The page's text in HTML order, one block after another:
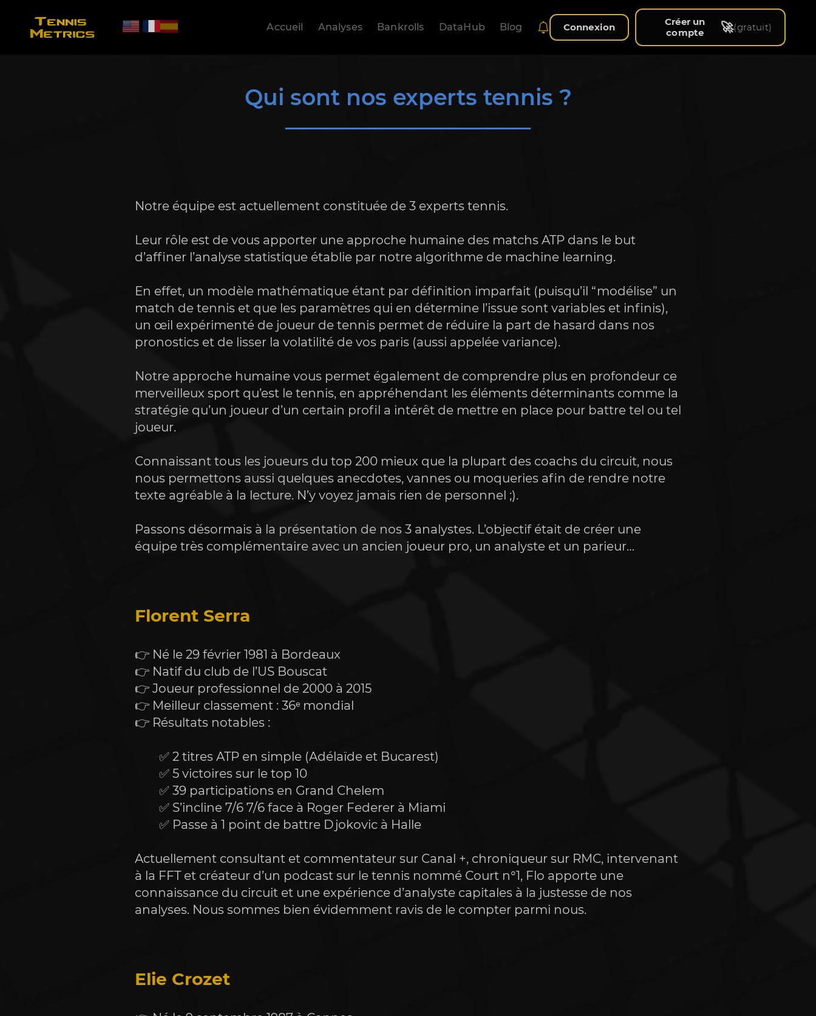
Accueil Analyses Bankrolls DataHub Blog Connexion
Créer un
compte
🚀(gratuit)
Qui sont nos experts tennis ?
Notre équipe est actuellement constituée de 3 experts tennis.
Leur rôle est de vous apporter une approche humaine des matchs ATP dans le but
d’affiner l’analyse statistique établie par notre algorithme de machine learning.
En effet, un modèle mathématique étant par définition imparfait (puisqu’il “modélise” un
match de tennis et que les paramètres qui en détermine l’issue sont variables et infinis),
un œil expérimenté de joueur de tennis permet de réduire la part de hasard dans nos
pronostics et de lisser la volatilité de vos paris (aussi appelée variance).
Notre approche humaine vous permet également de comprendre plus en profondeur ce
merveilleux sport qu’est le tennis, en appréhendant les éléments déterminants comme la
stratégie qu’un joueur d’un certain profil a intérêt de mettre en place pour battre tel ou tel
joueur.
Connaissant tous les joueurs du top 200 mieux que la plupart des coachs du circuit, nous
nous permettons aussi quelques anecdotes, vannes ou moqueries afin de rendre notre
texte agréable à la lecture. N’y voyez jamais rien de personnel ;).
Passons désormais à la présentation de nos 3 analystes. L’objectif était de créer une
équipe très complémentaire avec un ancien joueur pro, un analyste et un parieur…
Florent Serra
👉 Né le 29 février 1981 à Bordeaux
👉 Natif du club de l’US Bouscat
👉 Joueur professionnel de 2000 à 2015
👉 Meilleur classement : 36ᵉ mondial
👉 Résultats notables :
		✅ 2 titres ATP en simple (Adélaïde et Bucarest)
		✅ 5 victoires sur le top 10
		✅ 39 participations en Grand Chelem
		✅ S’incline 7/6 7/6 face à Roger Federer à Miami
		✅ Passe à 1 point de battre Djokovic à Halle
Actuellement consultant et commentateur sur Canal +, chroniqueur sur RMC, intervenant
à la FFT et créateur d’un podcast sur le tennis nommé Court n°1, Flo apporte une
connaissance du circuit et une expérience d’analyste capitales à la justesse de nos
analyses. Nous sommes bien évidemment ravis de le compter parmi nous.
Elie Crozet